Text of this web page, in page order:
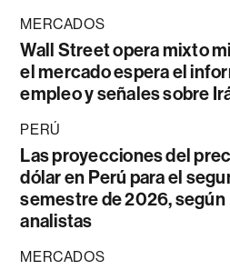
MERCADOS
Wall Street opera mixto
el mercado espera el
empleo y señales sobre
PERÚ
Las proyecciones del
dólar en Perú para el
semestre de 2026, según
analistas
MERCADOS